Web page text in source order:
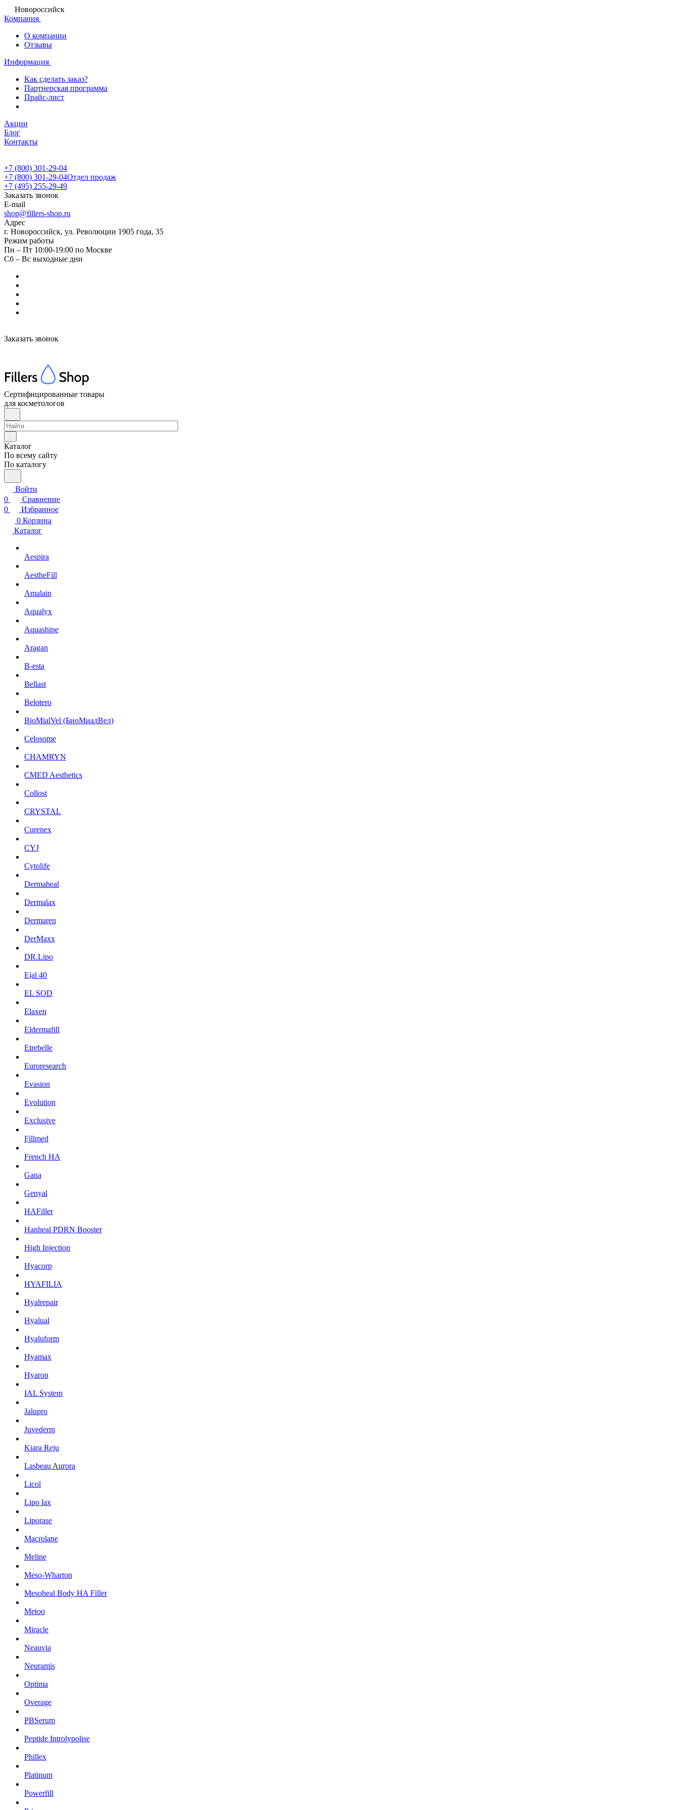
Новороссийск
Компания
О компании
Отзывы
Информация
Как сделать заказ?
Партнерская программа
Прайс-лист
Акции
Блог
Контакты
+7 (800) 301-29-04
+7 (800) 301-29-04Отдел продаж
+7 (495) 255-29-49
Заказать звонок
E-mail
shop@fillers-shop.ru
Адрес
г. Новороссийск, ул. Революции 1905 года, 35
Режим работы
Пн – Пт 10:00-19:00 по Москве
Сб – Вс выходные дни
Заказать звонок
Сертифицированные товары
для косметологов
Каталог
По всему сайту
По каталогу
Войти
0
Сравнение
0
Избранное
0 Корзина
Каталог
Aespira
AestheFill
Amalain
Aqualyx
Aquashine
Aragan
B-esta
Bellast
Belotero
BioMialVel (БиоМиалВел)
Celosome
CHAMRYN
CMED Aesthetics
Collost
CRYSTAL
Curenex
CYJ
Cytolife
Dermaheal
Dermalax
Dermaren
DerMaxx
DR.Lipo
Ejal 40
EL SOD
Elaxen
Eldermafill
Etrebelle
Euroresearch
Evasion
Evolution
Exclusive
Fillmed
French HA
Gana
Genyal
HAFiller
Hanheal PDRN Booster
High Injection
Hyacorp
HYAFILIA
Hyalrepair
Hyalual
Hyaluform
Hyamax
Hyaron
IAL System
Jalupro
Juvederm
Kiara Reju
Lasbeau Aurora
Licol
Lipo lax
Liporase
Macrolane
Meline
Meso-Wharton
Mesoheal Body HA Filler
Metoo
Miracle
Neauvia
Neuramis
Optima
Overage
PBSerum
Peptide Introlypolise
Phillex
Platinum
Powerfill